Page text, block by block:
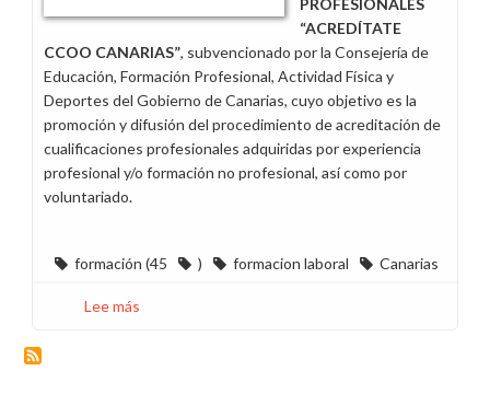
PROFESIONALES
“ACREDÍTATE
CCOO CANARIAS”, subvencionado por la Consejería de
Educación, Formación Profesional, Actividad Física y
Deportes del Gobierno de Canarias, cuyo objetivo es la
promoción y difusión del procedimiento de acreditación de
cualificaciones profesionales adquiridas por experiencia
profesional y/o formación no profesional, así como por
voluntariado.
formación (45 ) formacion laboral Canarias
Lee más